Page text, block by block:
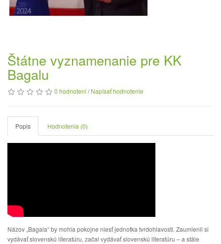
Štátne vyznamenanie pre KK
Bagalu
0 hodnotení/Napísať hodnotenie
Popis Hodnotenia (0)
Názov „Bagala“ by mohla pokojne niesť jednotka tvrdohlavosti. Zaumienil si
vydávať slovenskú literatúru, začal vydávať slovenskú literatúru – a stále